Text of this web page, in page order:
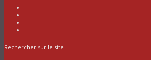
Rechercher sur le site